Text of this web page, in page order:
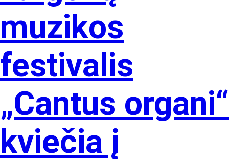
muzikos
festivalis
„Cantus organi“
kviečia į